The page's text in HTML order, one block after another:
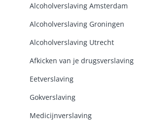
Alcoholverslaving Amsterdam
Alcoholverslaving Groningen
Alcoholverslaving Utrecht
Afkicken van je drugsverslaving
Eetverslaving
Gokverslaving
Medicijnverslaving